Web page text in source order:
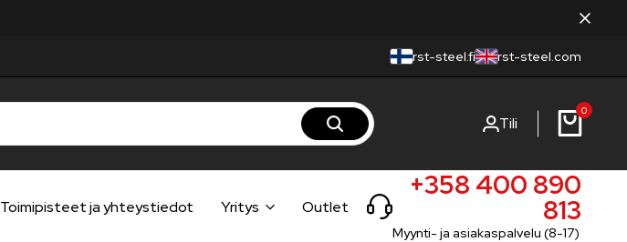
rst-steel.fi rst-steel.com
Tili
0
Toimipisteet ja yhteystiedot Yritys Outlet
+358 400 890
813
Myynti- ja asiakaspalvelu (8-17)